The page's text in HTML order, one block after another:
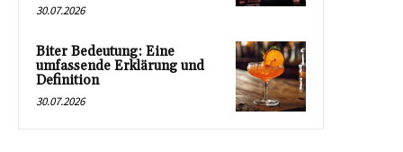
30.07.2026
Biter Bedeutung: Eine
umfassende Erklärung und
Definition
30.07.2026